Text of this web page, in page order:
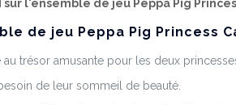
sur l'ensemble de jeu Peppa Pig
de jeu Peppa Pig Princess
trésor amusante pour les deux
de leur sommeil de beauté.